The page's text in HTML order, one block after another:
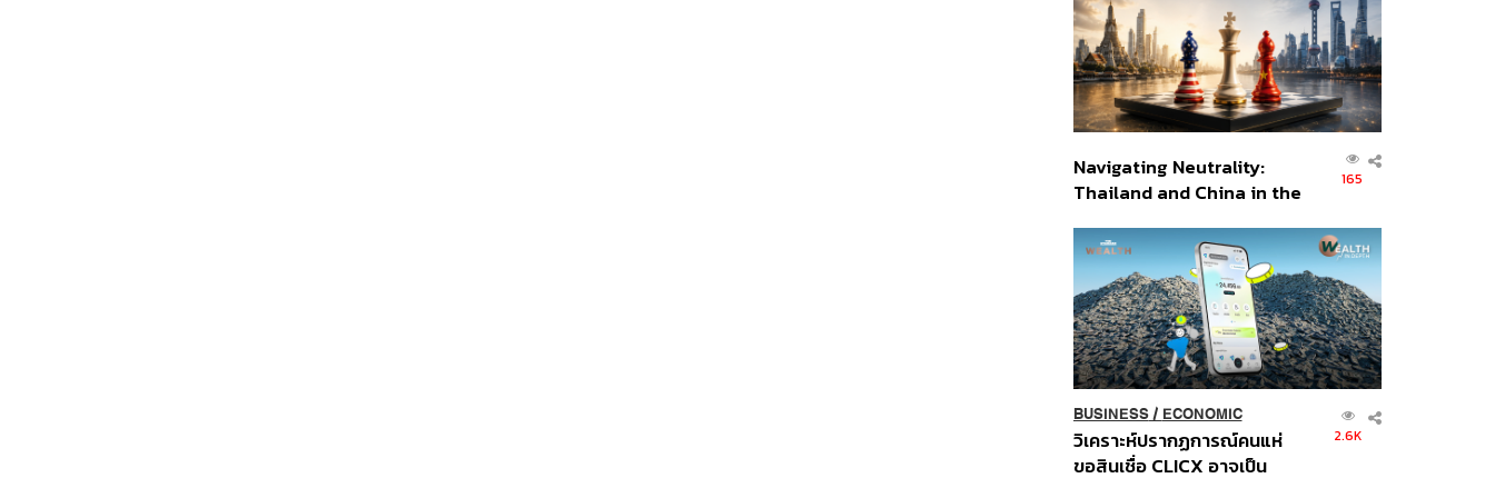
อินโดนีเซีย
Navigating Neutrality:
Thailand and China in the
Order
165
BUSINESS/ ECONOMIC
วิเคราะห์ปรากฏการณ์คนแห่
ขอสินเชื่อ CLICX อาจเป็น
2.6K